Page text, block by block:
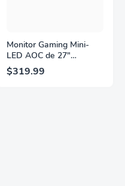
Monitor Gaming Mini-
LED AOC de 27"
Pulgadas, QHD
2560×1440, 320Hz, 1ms
$319.99